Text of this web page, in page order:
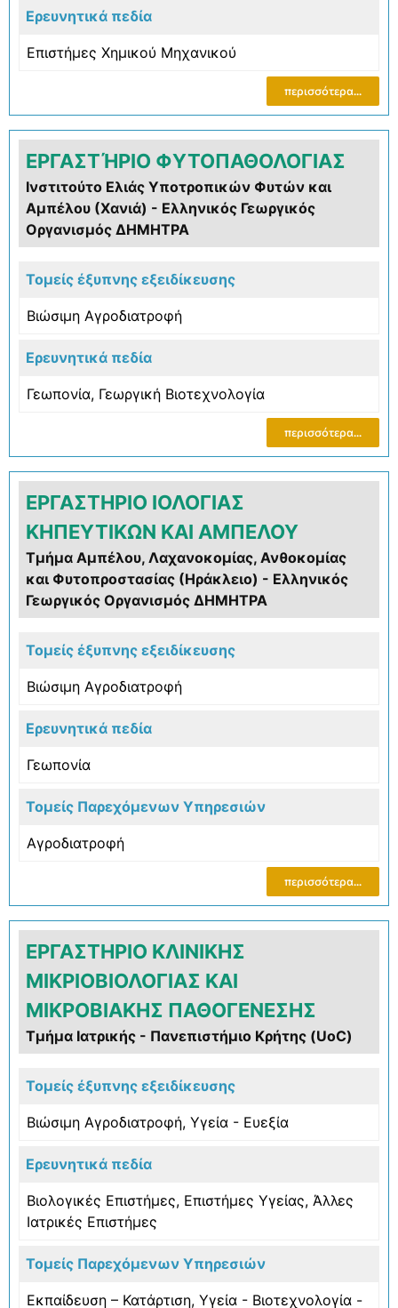
Ερευνητικά πεδία
Επιστήμες Χημικού Μηχανικού
περισσότερα...
ΕΡΓΑΣΤΉΡΙΟ ΦΥΤΟΠΑΘΟΛΟΓΙΑΣ
Ινστιτούτο Ελιάς Υποτροπικών Φυτών και
Αμπέλου (Χανιά) - Ελληνικός Γεωργικός
Οργανισμός ΔΗΜΗΤΡΑ
Τομείς έξυπνης εξειδίκευσης
Βιώσιμη Αγροδιατροφή
Ερευνητικά πεδία
Γεωπονία, Γεωργική Bιοτεχνολογία
περισσότερα...
ΕΡΓΑΣΤΗΡΙΟ ΙΟΛΟΓΙΑΣ
ΚΗΠΕΥΤΙΚΩΝ ΚΑΙ ΑΜΠΕΛΟΥ
Τμήμα Αμπέλου, Λαχανοκομίας, Ανθοκομίας
και Φυτοπροστασίας (Ηράκλειο) - Ελληνικός
Γεωργικός Οργανισμός ΔΗΜΗΤΡΑ
Τομείς έξυπνης εξειδίκευσης
Βιώσιμη Αγροδιατροφή
Ερευνητικά πεδία
Γεωπονία
Τομείς Παρεχόμενων Υπηρεσιών
Αγροδιατροφή
περισσότερα...
ΕΡΓΑΣΤΗΡΙΟ ΚΛΙΝΙΚΗΣ
ΜΙΚΡΙΟΒΙΟΛΟΓΙΑΣ ΚΑΙ
ΜΙΚΡΟΒΙΑΚΗΣ ΠΑΘΟΓΕΝΕΣΗΣ
Τμήμα Ιατρικής - Πανεπιστήμιο Κρήτης (UoC)
Τομείς έξυπνης εξειδίκευσης
Βιώσιμη Αγροδιατροφή, Υγεία - Ευεξία
Ερευνητικά πεδία
Βιολογικές Επιστήμες, Επιστήμες Υγείας, Άλλες
Ιατρικές Επιστήμες
Τομείς Παρεχόμενων Υπηρεσιών
Εκπαίδευση – Κατάρτιση, Υγεία - Βιοτεχνολογία -